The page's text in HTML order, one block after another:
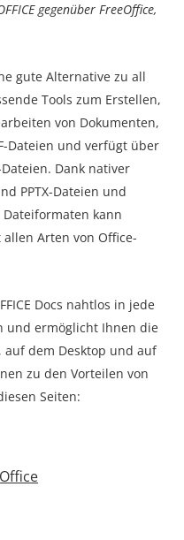
gegenüber FreeOffice,
gute Alternative zu all
Tools zum Erstellen,
von Dokumenten,
Dateien und verfügt über
Dank nativer
PPTX-Dateien und
kann
allen Arten von Office-
Docs nahtlos in jede
und ermöglicht Ihnen die
dem Desktop und auf
zu den Vorteilen von
Seiten: